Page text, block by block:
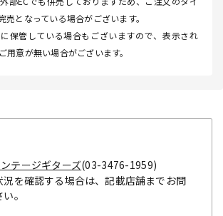
売となっている場合がございます。
保管している場合もございますので、表示され
用意が無い場合がございます。
テージギターズ(03-3476-1959)
を確認する場合は、記載店舗までお問
。